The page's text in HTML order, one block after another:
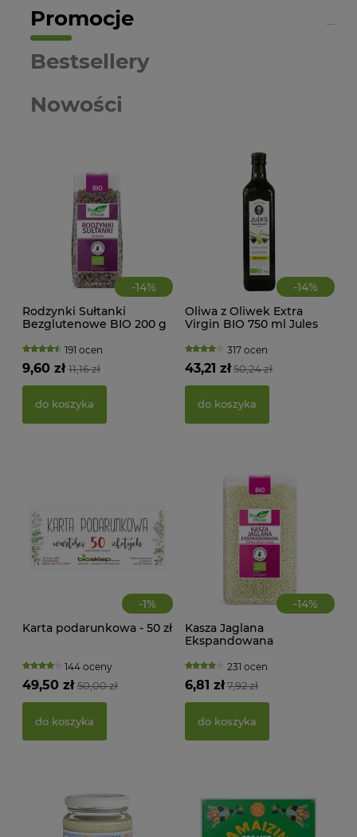
Promocje
Nowości
Bestsellery
-14%
Rodzynki Sułtanki
Bezglutenowe BIO 200 g
191 ocen
11,16 zł
9,60 zł
do koszyka
-14%
Oliwa z Oliwek Extra
Virgin BIO 750 ml Jules
317 ocen
50,24 zł
43,21 zł
do koszyka
-1%
Karta podarunkowa - 50 zł
144 oceny
50,00 zł
49,50 zł
do koszyka
-14%
Kasza Jaglana
Ekspandowana
Bio Planet231 ocen
7,92 zł
6,81 zł
do koszyka